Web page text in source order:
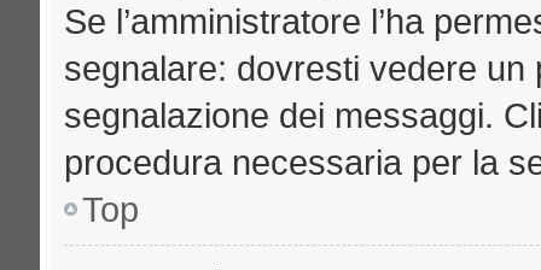
Se l’amministratore l’ha
segnalare: dovresti vedere
segnalazione dei messaggi.
procedura necessaria per la
Top